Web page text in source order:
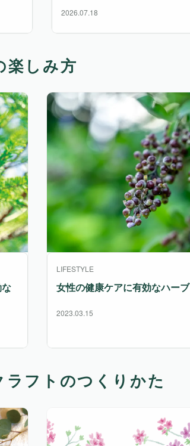
2026.07.18
楽しみ方
LIFESTYLE
女性の健康ケアに有効なハーブ
2023.03.15
フトのつくりかた